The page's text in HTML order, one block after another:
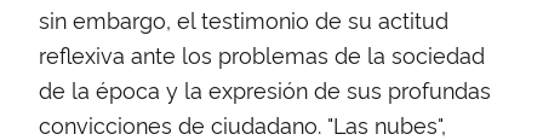
sin embargo, el testimonio de su actitud
reflexiva ante los problemas de la sociedad
de la época y la expresión de sus profundas
convicciones de ciudadano. "Las nubes",